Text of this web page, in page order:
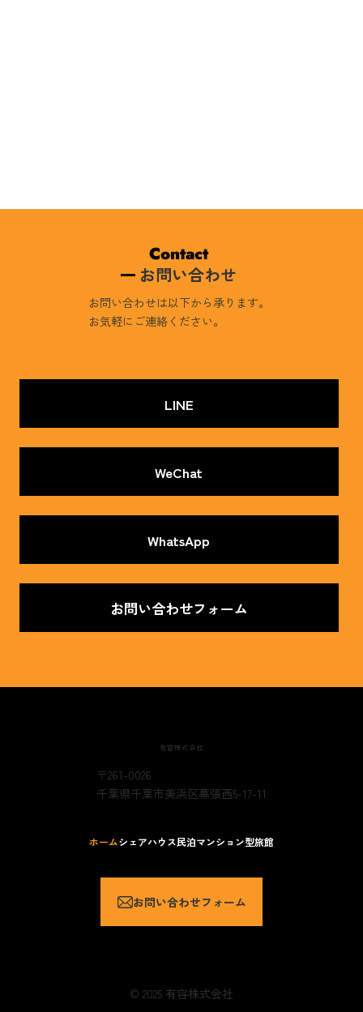
Contact
お問い合わせ
お問い合わせは以下から承ります。
お気軽にご連絡ください。
LINE
WeChat
WhatsApp
お問い合わせフォーム
有容株式会社
〒261-0026
千葉県千葉市美浜区幕張西5-17-11
ホームシェアハウス民泊マンション型旅館
お問い合わせフォーム
© 2025 有容株式会社